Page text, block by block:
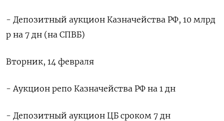
- Депозитный аукцион Казначейства РФ, 10 млрд
р на 7 дн (на СПВБ)
Вторник, 14 февраля
- Аукцион репо Казначейства РФ на 1 дн
- Депозитный аукцион ЦБ сроком 7 дн